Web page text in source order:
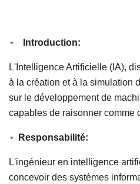
Introduction:
L'Intelligence Artificielle (IA),
à la création et à la simulation
sur le développement de
capables de raisonner comme
Responsabilité:
L'ingénieur en intelligence
concevoir des systèmes